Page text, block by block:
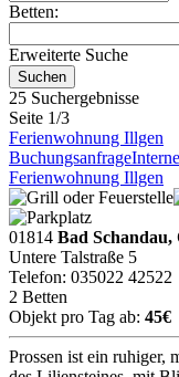
Betten:
Erweiterte Suche
25 Suchergebnisse
Seite 1/3
Ferienwohnung Illgen
Buchungsanfrage
Ferienwohnung Illgen
01814 Bad Schandau,
Untere Talstraße 5
Telefon: 035022 42522
2 Betten
Objekt pro Tag ab: 45€
Prossen ist ein ruhiger,